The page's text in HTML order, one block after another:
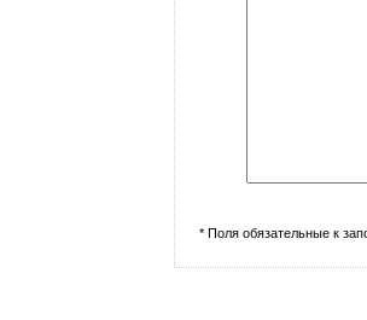
* Поля обязательные к